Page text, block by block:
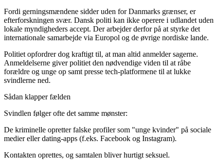
Fordi gerningsmændene sidder uden for Danmarks grænser, er
efterforskningen svær. Dansk politi kan ikke operere i udlandet uden
lokale myndigheders accept. Der arbejder derfor på at styrke det
internationale samarbejde via Europol og de øvrige nordiske lande.
Politiet opfordrer dog kraftigt til, at man altid anmelder sagerne.
Anmeldelserne giver politiet den nødvendige viden til at råbe
forældre og unge op samt presse tech-platformene til at lukke
svindlerne ned.
Sådan klapper fælden
Svindlen følger ofte det samme mønster:
De kriminelle opretter falske profiler som "unge kvinder" på sociale
medier eller dating-apps (f.eks. Facebook og Instagram).
Kontakten oprettes, og samtalen bliver hurtigt seksuel.